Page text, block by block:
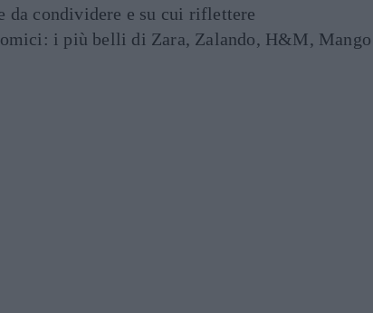
condividere e su cui riflettere
i più belli di Zara, Zalando, H&M, Mango